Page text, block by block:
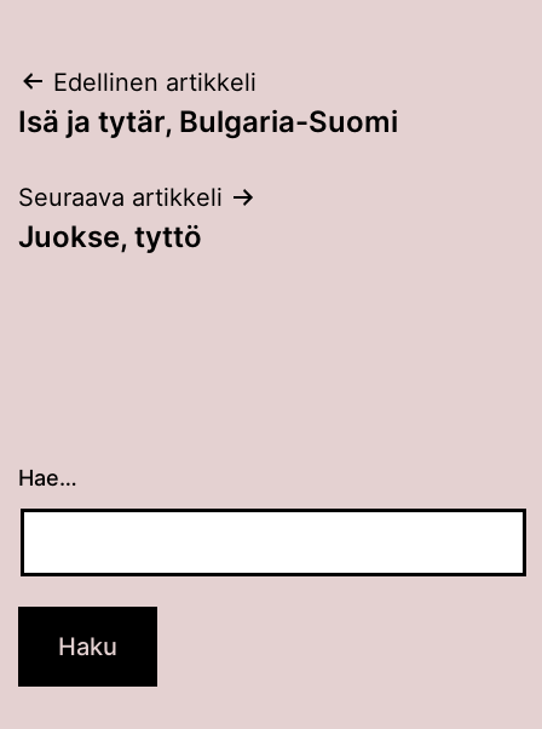
Artikkelien
selaus
Edellinen artikkeli
Isä ja tytär, Bulgaria-Suomi
Seuraava artikkeli
Juokse, tyttö
Hae…
Kun tuloksia tulee, voit selata niitä